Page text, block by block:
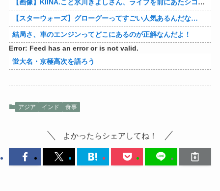
【画像】KIINA.こと氷川きよしさん、ライブを前にあたシコ欲全開www
【スターウォーズ】グローグーってすごい人気あるんだな…
結局さ、車のエンジンってどこにあるのが正解なんだよ！
Error: Feed has an error or is not valid.
蛍大名・京極高次を語ろう
アジア インド 食事
よかったらシェアしてね！